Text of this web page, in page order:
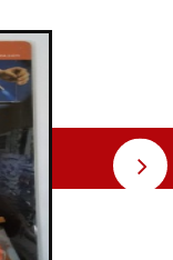
⇨